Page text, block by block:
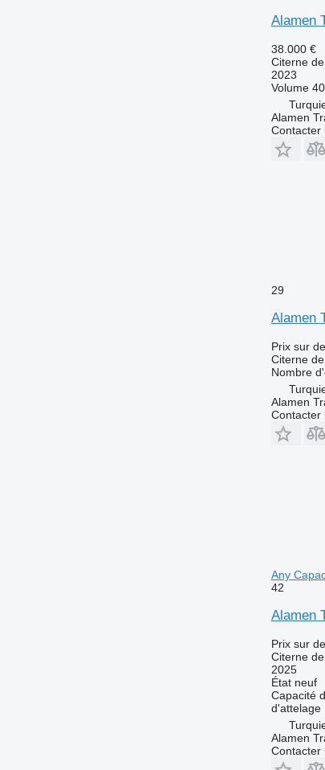
Alamen
38.000 €
Citerne
2023
Volume
Alamen
Contacter
29
Alamen
Prix sur
Citerne
Nombre
Alamen
Contacter
Any
42
Alamen
Prix sur
Citerne
2025
Étatneuf
Capacité
d'attelage
Alamen
Contacter